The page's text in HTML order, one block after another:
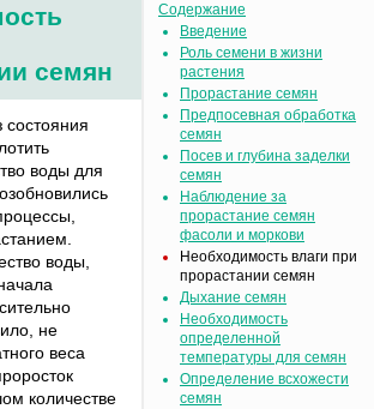
Содержание
Введение
Роль семени в жизни
растения
Прорастание семян
Предпосевная обработка
семян
Посев и глубина заделки
семян
Наблюдение за
прорастание семян
фасоли и моркови
Необходимость влаги при
прорастании семян
Дыхание семян
Необходимость
определенной
температуры для семян
Определение всхожести
семян
семян
воды для
воды,
не
веса
количестве